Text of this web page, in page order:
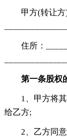
甲方(转让方
住所：
第一条股权
1、甲方将
给乙方;
2、乙方同